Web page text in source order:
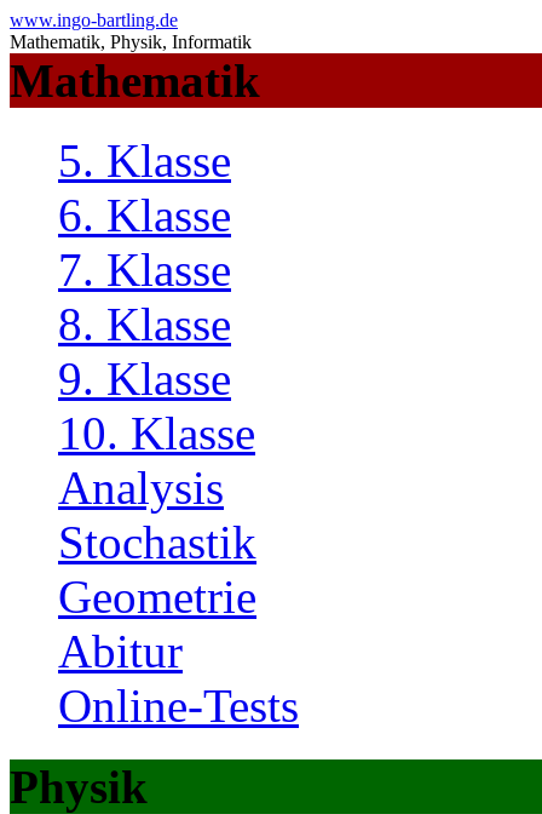
www.ingo-bartling.de
Mathematik, Physik, Informatik
Mathematik
5. Klasse
6. Klasse
7. Klasse
8. Klasse
9. Klasse
10. Klasse
Analysis
Stochastik
Geometrie
Abitur
Online-Tests
Physik